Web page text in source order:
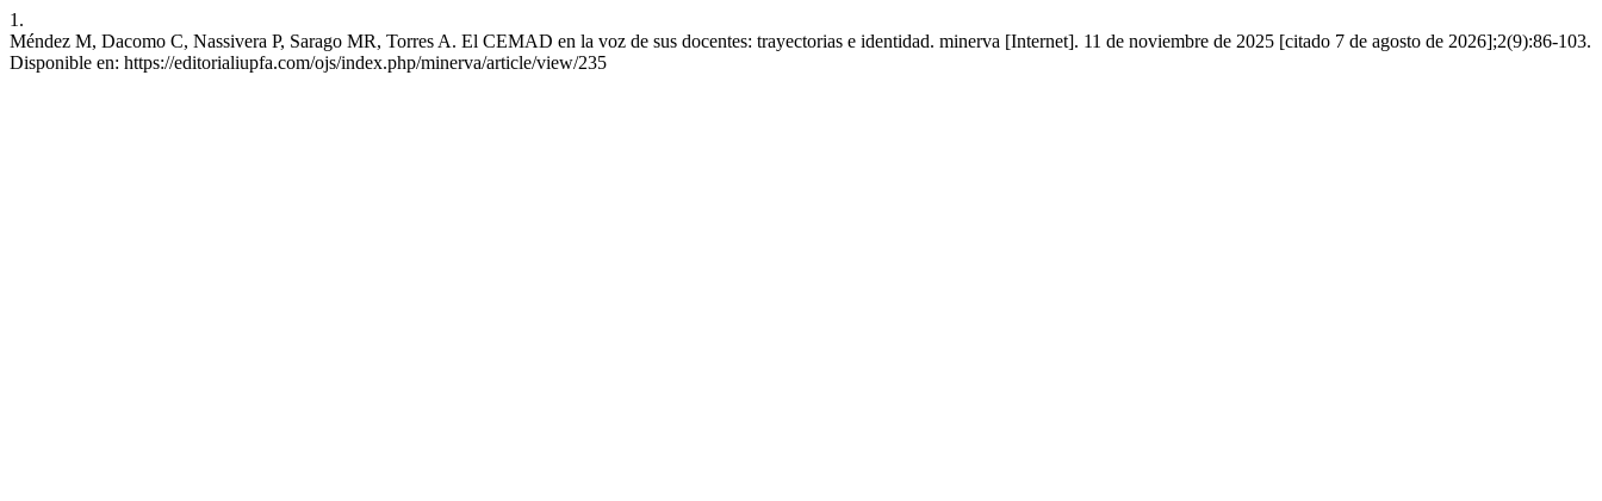
1.
Méndez M, Dacomo C, Nassivera P, Sarago MR, Torres A. El CEMAD en la voz de sus docentes: trayectorias e identidad. minerva [Internet]. 11 de noviembre de 2025 [citado 7 de agosto de 2026];2(9):86-103.
Disponible en: https://editorialiupfa.com/ojs/index.php/minerva/article/view/235